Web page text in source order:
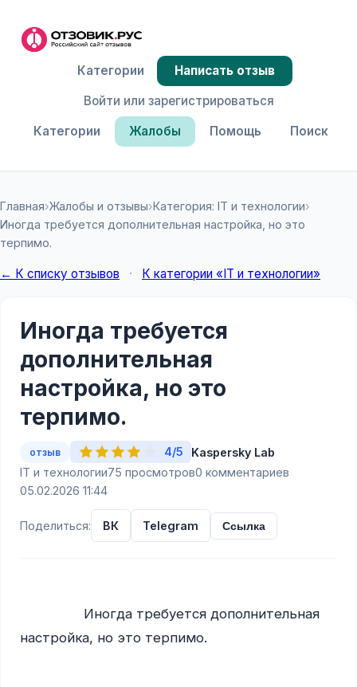
Категории Жалобы Помощь Поиск
Категории
Написать отзыв
Войти или зарегистрироваться
Главная›Жалобы и отзывы›Категория: IT и технологии›
Иногда требуется дополнительная настройка, но это
терпимо.
← К списку отзывов · К категории «IT и технологии»
Иногда требуется
дополнительная
настройка, но это
терпимо.
отзыв 4/5
Kaspersky Lab
IT и технологии75 просмотров0 комментариев
05.02.2026 11:44
Поделиться: ВК Telegram Ссылка
настройка, но это терпимо.